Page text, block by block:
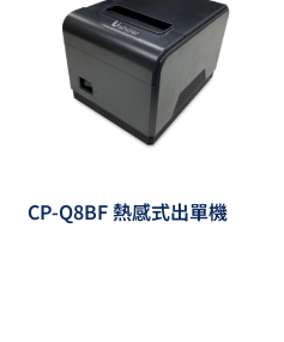
CP-Q8BF 熱感式出單機